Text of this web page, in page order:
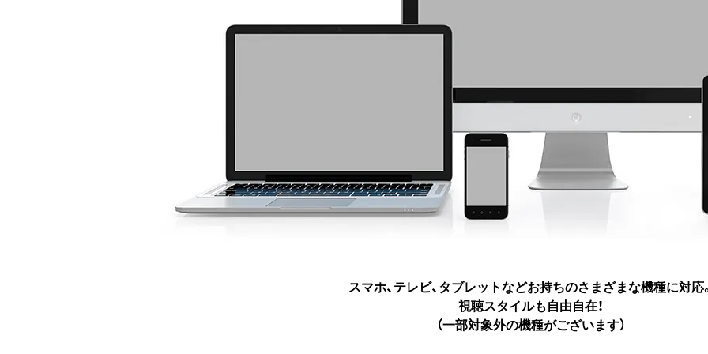
スマホ、テレビ、タブレットなどお持ちのさまざまな機種に対応
視聴スタイルも自由自在！
（一部対象外の機種がございます）